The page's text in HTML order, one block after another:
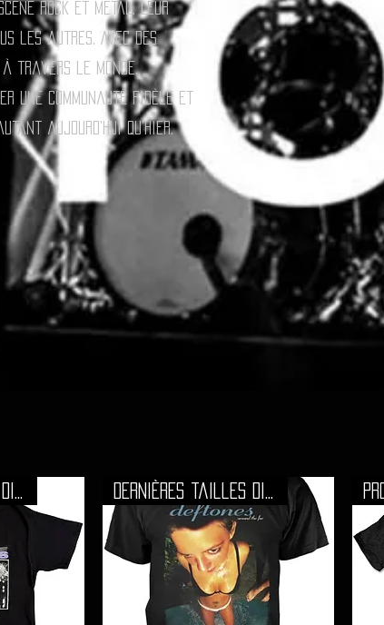
rock et metal. Leur
les autres. Avec des
à travers le monde.
communauté fidèle et
aujourd’hui qu’hier.